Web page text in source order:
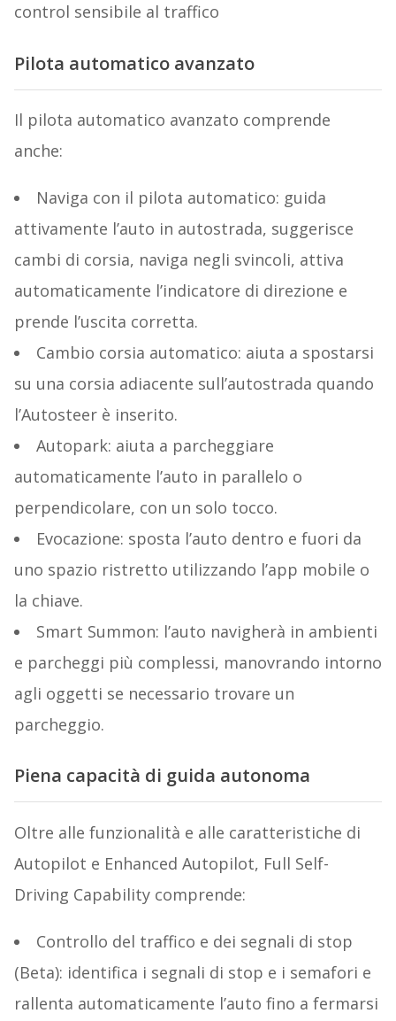
control sensibile al traffico
Pilota automatico avanzato
Il pilota automatico avanzato comprende
anche:
Naviga con il pilota automatico: guida
attivamente l’auto in autostrada, suggerisce
cambi di corsia, naviga negli svincoli, attiva
automaticamente l’indicatore di direzione e
prende l’uscita corretta.
Cambio corsia automatico: aiuta a spostarsi
su una corsia adiacente sull’autostrada quando
l’Autosteer è inserito.
Autopark: aiuta a parcheggiare
automaticamente l’auto in parallelo o
perpendicolare, con un solo tocco.
Evocazione: sposta l’auto dentro e fuori da
uno spazio ristretto utilizzando l’app mobile o
la chiave.
Smart Summon: l’auto navigherà in ambienti
e parcheggi più complessi, manovrando intorno
agli oggetti se necessario trovare un
parcheggio.
Piena capacità di guida autonoma
Oltre alle funzionalità e alle caratteristiche di
Autopilot e Enhanced Autopilot, Full Self-
Driving Capability comprende:
Controllo del traffico e dei segnali di stop
(Beta): identifica i segnali di stop e i semafori e
rallenta automaticamente l’auto fino a fermarsi